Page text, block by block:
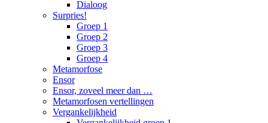
Dialoog
Surpries!
Groep 1
Groep 2
Groep 3
Groep 4
Metamorfose
Ensor
Ensor, zoveel meer dan …
Metamorfosen vertellingen
Vergankelijkheid